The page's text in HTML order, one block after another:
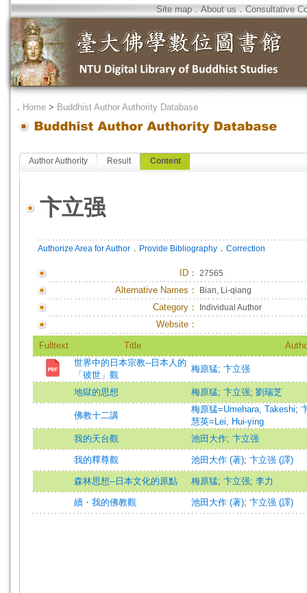
Site map．About us．Consultative
． Home > Buddhist Author Authority Database
Author Authority Result Content
卞立强
Authorize Area for Author ． Provide Bibliography ． Correction
ID ： 27565
Alternative Names： Bian, Li-qiang
Category： Individual Author
Website：
Fulltext Title
世界中的日本宗教--日本人的
「彼世」觀
梅原猛; 卞立强
地獄的思想 梅原猛; 卞立强; 劉瑞芝
佛教十二講
梅原猛=Umehara, Takeshi;
慧英=Lei, Hui-ying
我的天台觀
池田大作; 卞立强
我的釋尊觀 池田大作 (著); 卞立强 (譯)
森林思想--日本文化的原點 梅原猛; 卞立强; 李力
續・我的佛教觀 池田大作 (著); 卞立强 (譯)